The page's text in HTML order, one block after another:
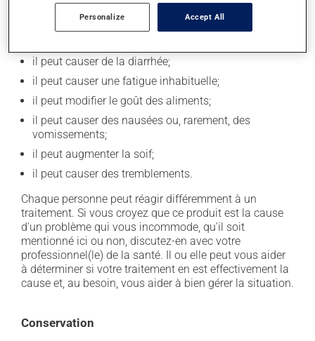
En plus de ses effets recherchés, ce produit peut à
l'occasion entraîner certains effets indésirables (effets
secondaires), notamment :
il peut causer de la diarrhée;
il peut causer une fatigue inhabituelle;
il peut modifier le goût des aliments;
il peut causer des nausées ou, rarement, des
vomissements;
il peut augmenter la soif;
il peut causer des tremblements.
Chaque personne peut réagir différemment à un
traitement. Si vous croyez que ce produit est la cause
d'un problème qui vous incommode, qu'il soit
mentionné ici ou non, discutez-en avec votre
professionnel(le) de la santé. Il ou elle peut vous aider
à déterminer si votre traitement en est effectivement la
cause et, au besoin, vous aider à bien gérer la situation.
Conservation
Personalize Accept All